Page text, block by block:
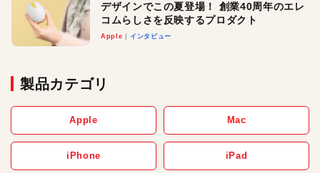
デザインでこの夏登場！ 創業40周年のエレ
コムらしさを反映するプロダクト
Apple インタビュー
製品カテゴリ
Apple Mac
iPhone iPad